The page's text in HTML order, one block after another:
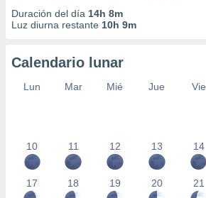
Duración del día 14h 8m
Luz diurna restante 10h 9m
Calendario lunar
Lun Mar Mié Jue Vie
10 11 12 13 14
17 18 19 20 21